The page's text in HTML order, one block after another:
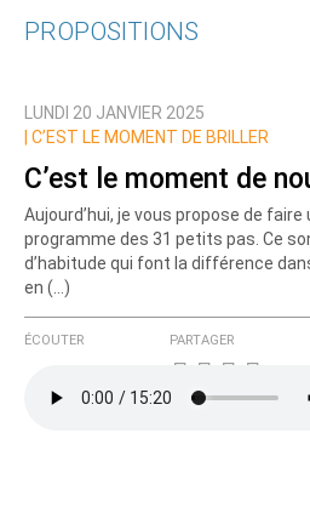
Nom
Courriel (non publié)
Ajoutez votre
Texte de votre message
PROPOSITIONS
LUNDI 20 JANVIER 2025
C’EST LE MOMENT DE BRILLER
C’est le moment de
Aujourd’hui, je vous propose de
programme des 31 petits pas. Ce
d’habitude qui font la différence
en (…)
ÉCOUTER PARTAGER